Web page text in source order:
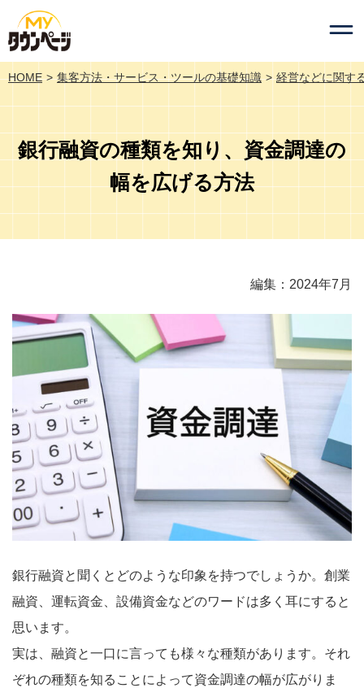
HOME 集客方法・サービス・ツールの基礎知識 経営などに関す
銀行融資の種類を知り、資金調達の
幅を広げる方法
編集：2024年7月
銀行融資と聞くとどのような印象を持つでしょうか。創業
融資、運転資金、設備資金などのワードは多く耳にすると
思います。
実は、融資と一口に言っても様々な種類があります。それ
ぞれの種類を知ることによって資金調達の幅が広がりま